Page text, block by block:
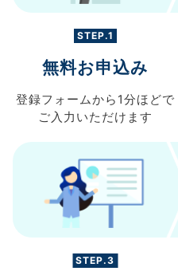
STEP.1
無料お申込み
登録フォームから 1分ほどで
ご入力 いただけます
STEP.3